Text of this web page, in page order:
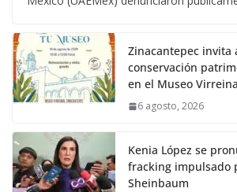
Zinacantepec invita
conservación
en el Museo
6 agosto, 2026
Kenia López se
fracking impulsado
Sheinbaum